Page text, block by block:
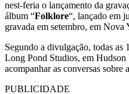
nest-feria o lançamento da
álbum “Folklore“, lançado em
gravada em setembro, em Nova
Segundo a divulgação, todas as
Long Pond Studios, em Hudson
acompanhar as conversas sobre
PUBLICIDADE